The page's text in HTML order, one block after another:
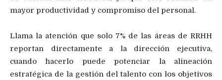
mayor productividad y compromiso del personal.
Llama la atención que solo 7% de las áreas de RRHH
reportan directamente a la dirección ejecutiva,
cuando hacerlo puede potenciar la alineación
estratégica de la gestión del talento con los objetivos